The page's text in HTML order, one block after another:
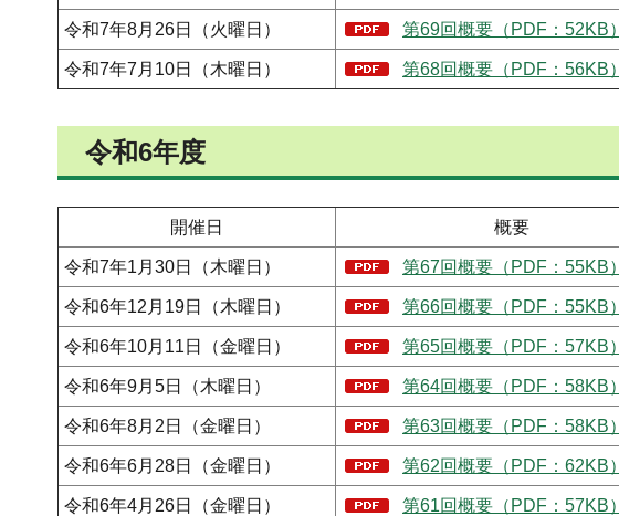
令和7年8月26日（火曜日） 第69回概要（PDF：52KB）
令和7年7月10日（木曜日） 第68回概要（PDF：56KB）
令和6年度
開催日 概要
令和7年1月30日（木曜日） 第67回概要（PDF：55KB）
令和6年12月19日（木曜日） 第66回概要（PDF：55KB）
令和6年10月11日（金曜日） 第65回概要（PDF：57KB）
令和6年9月5日（木曜日） 第64回概要（PDF：58KB）
令和6年8月2日（金曜日） 第63回概要（PDF：58KB）
令和6年6月28日（金曜日） 第62回概要（PDF：62KB）
令和6年4月26日（金曜日） 第61回概要（PDF：57KB）